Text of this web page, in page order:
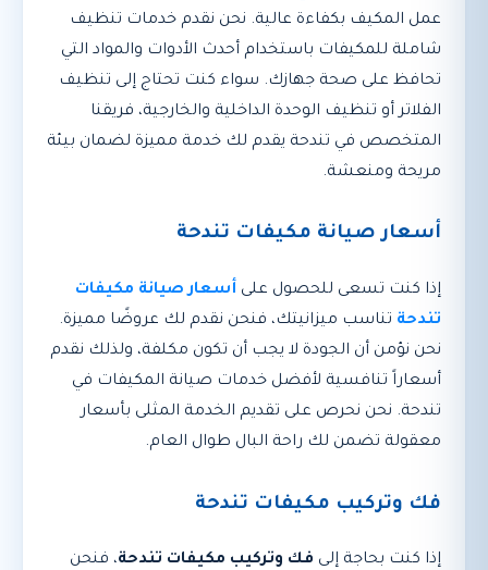
عمل المكيف بكفاءة عالية. نحن نقدم خدمات تنظيف
شاملة للمكيفات باستخدام أحدث الأدوات والمواد التي
تحافظ على صحة جهازك. سواء كنت تحتاج إلى تنظيف
الفلاتر أو تنظيف الوحدة الداخلية والخارجية، فريقنا
المتخصص في تندحة يقدم لك خدمة مميزة لضمان بيئة
مريحة ومنعشة.
أسعار صيانة مكيفات تندحة
إذا كنت تسعى للحصول على أسعار صيانة مكيفات
تندحة تناسب ميزانيتك، فنحن نقدم لك عروضًا مميزة.
نحن نؤمن أن الجودة لا يجب أن تكون مكلفة، ولذلك نقدم
أسعاراً تنافسية لأفضل خدمات صيانة المكيفات في
تندحة. نحن نحرص على تقديم الخدمة المثلى بأسعار
معقولة تضمن لك راحة البال طوال العام.
فك وتركيب مكيفات تندحة
إذا كنت بحاجة إلى فك وتركيب مكيفات تندحة، فنحن